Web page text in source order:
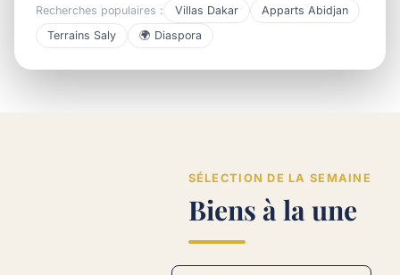
Recherches populaires : Villas Dakar
Apparts Abidjan
Terrains Saly
🌍 Diaspora
SÉLECTION DE LA SEMAINE
Biens à la une